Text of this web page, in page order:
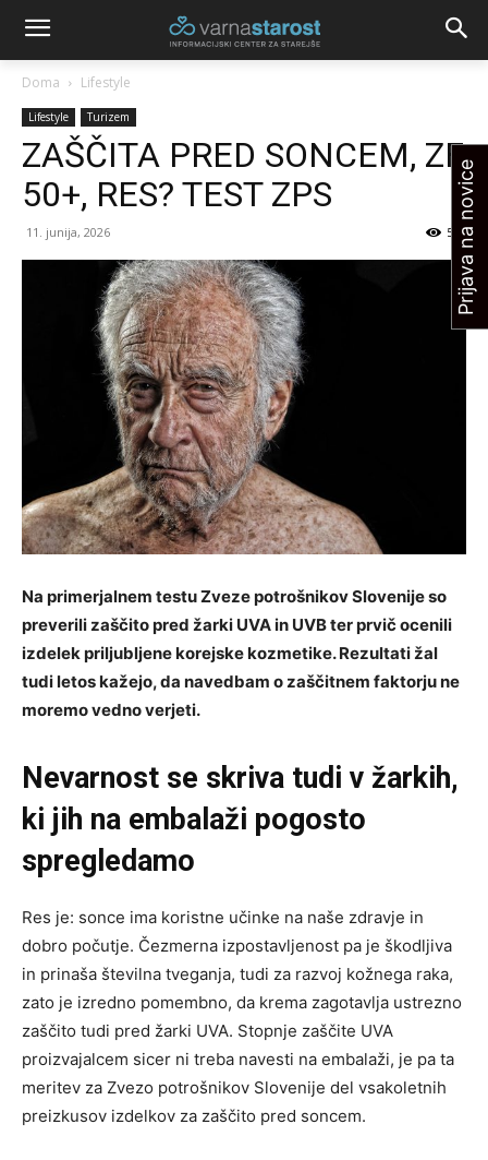
Doma Lifestyle
Lifestyle Turizem
ZAŠČITA PRED SONCEM, ZF
50+, RES? TEST ZPS
11. junija, 2026 551
Na primerjalnem testu Zveze potrošnikov Slovenije so
preverili zaščito pred žarki UVA in UVB ter prvič ocenili
izdelek priljubljene korejske kozmetike. Rezultati žal
tudi letos kažejo, da navedbam o zaščitnem faktorju ne
moremo vedno verjeti.
Nevarnost se skriva tudi v žarkih,
ki jih na embalaži pogosto
spregledamo
Res je: sonce ima koristne učinke na naše zdravje in
dobro počutje. Čezmerna izpostavljenost pa je škodljiva
in prinaša številna tveganja, tudi za razvoj kožnega raka,
zato je izredno pomembno, da krema zagotavlja ustrezno
zaščito tudi pred žarki UVA. Stopnje zaščite UVA
proizvajalcem sicer ni treba navesti na embalaži, je pa ta
meritev za Zvezo potrošnikov Slovenije del vsakoletnih
preizkusov izdelkov za zaščito pred soncem.
Prijava na novice